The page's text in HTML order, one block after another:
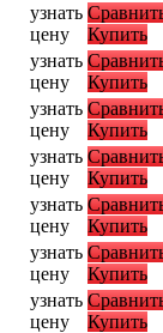
узнать
цену
Купить
узнать
цену
Купить
узнать
цену
Купить
узнать
цену
Купить
узнать
цену
Купить
узнать
цену
Купить
узнать
цену
Купить